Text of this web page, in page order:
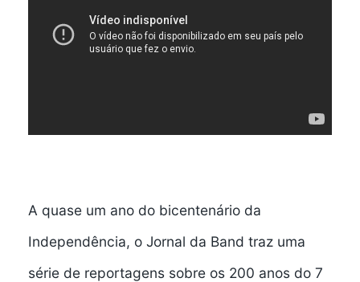
A quase um ano do bicentenário da
Independência, o Jornal da Band traz uma
série de reportagens sobre os 200 anos do 7